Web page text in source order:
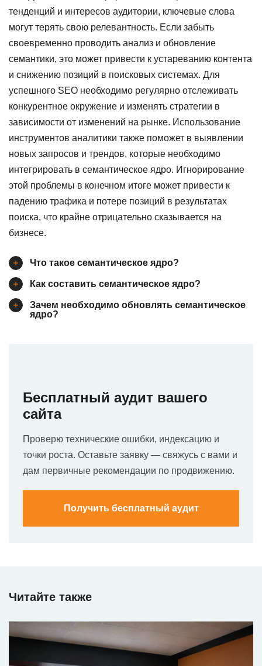
тенденций и интересов аудитории, ключевые слова
могут терять свою релевантность. Если забыть
своевременно проводить анализ и обновление
семантики, это может привести к устареванию контента
и снижению позиций в поисковых системах. Для
успешного SEO необходимо регулярно отслеживать
конкурентное окружение и изменять стратегии в
зависимости от изменений на рынке. Использование
инструментов аналитики также поможет в выявлении
новых запросов и трендов, которые необходимо
интегрировать в семантическое ядро. Игнорирование
этой проблемы в конечном итоге может привести к
падению трафика и потере позиций в результатах
поиска, что крайне отрицательно сказывается на
бизнесе.
Что такое семантическое ядро?
Как составить семантическое ядро?
Зачем необходимо обновлять семантическое
ядро?
Бесплатный аудит вашего
сайта
Проверю технические ошибки, индексацию и
точки роста. Оставьте заявку — свяжусь с вами и
дам первичные рекомендации по продвижению.
Получить бесплатный аудит
Читайте также